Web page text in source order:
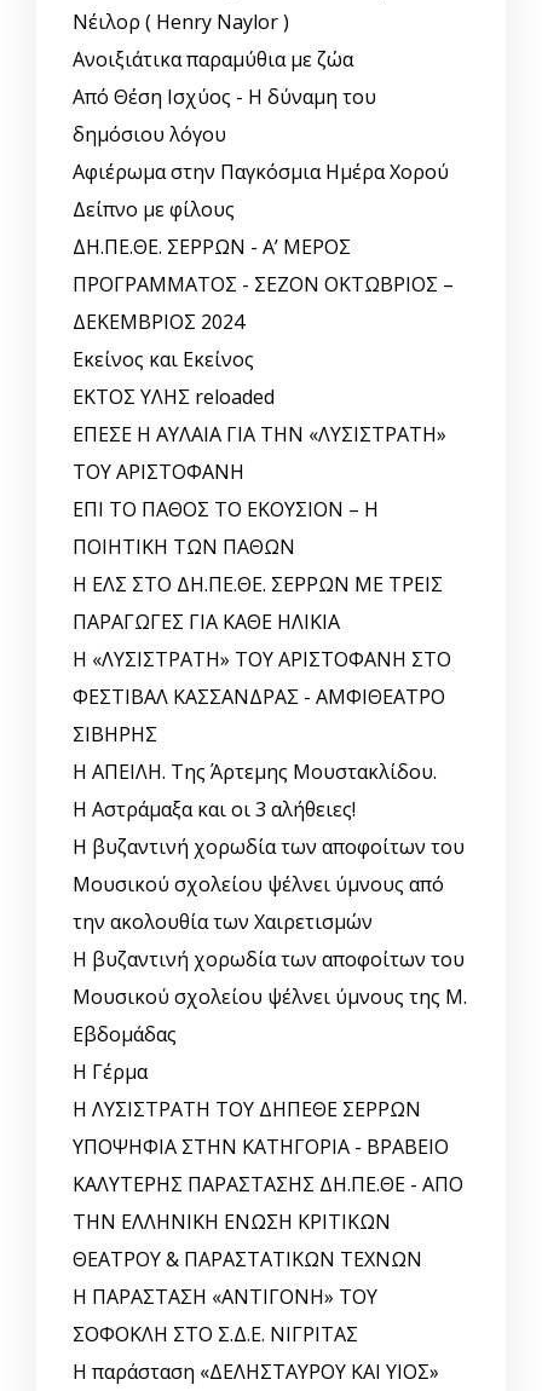
Νέιλορ ( Henry Naylor )
Ανοιξιάτικα παραμύθια με ζώα
Από Θέση Ισχύος - Η δύναμη του
δημόσιου λόγου
Αφιέρωμα στην Παγκόσμια Ημέρα Χορού
Δείπνο με φίλους
ΔΗ.ΠΕ.ΘΕ. ΣΕΡΡΩΝ - Α’ ΜΕΡΟΣ
ΠΡΟΓΡΑΜΜΑΤΟΣ - ΣΕΖΟΝ ΟΚΤΩΒΡΙΟΣ –
ΔΕΚΕΜΒΡΙΟΣ 2024
Εκείνος και Εκείνος
ΕΚΤΟΣ ΥΛΗΣ reloaded
ΕΠΕΣΕ Η ΑΥΛΑΙΑ ΓΙΑ ΤΗΝ «ΛΥΣΙΣΤΡΑΤΗ»
ΤΟΥ ΑΡΙΣΤΟΦΑΝΗ
ΕΠΙ ΤΟ ΠΑΘΟΣ ΤΟ ΕΚΟΥΣΙΟΝ – Η
ΠΟΙΗΤΙΚΗ ΤΩΝ ΠΑΘΩΝ
Η ΕΛΣ ΣΤΟ ΔΗ.ΠΕ.ΘΕ. ΣΕΡΡΩΝ ΜΕ ΤΡΕΙΣ
ΠΑΡΑΓΩΓΕΣ ΓΙΑ ΚΑΘΕ ΗΛΙΚΙΑ
Η «ΛΥΣΙΣΤΡΑΤΗ» ΤΟΥ ΑΡΙΣΤΟΦΑΝΗ ΣΤΟ
ΦΕΣΤΙΒΑΛ ΚΑΣΣΑΝΔΡΑΣ - ΑΜΦΙΘΕΑΤΡΟ
ΣΙΒΗΡΗΣ
Η ΑΠΕΙΛΗ. Της Άρτεμης Μουστακλίδου.
Η Αστράμαξα και οι 3 αλήθειες!
Η βυζαντινή χορωδία των αποφοίτων του
Μουσικού σχολείου ψέλνει ύμνους από
την ακολουθία των Χαιρετισμών
Η βυζαντινή χορωδία των αποφοίτων του
Μουσικού σχολείου ψέλνει ύμνους της Μ.
Εβδομάδας
Η Γέρμα
Η ΛΥΣΙΣΤΡΑΤΗ ΤΟΥ ΔΗΠΕΘΕ ΣΕΡΡΩΝ
ΥΠΟΨΗΦΙΑ ΣΤΗΝ ΚΑΤΗΓΟΡΙΑ - ΒΡΑΒΕΙΟ
ΚΑΛΥΤΕΡΗΣ ΠΑΡΑΣΤΑΣΗΣ ΔΗ.ΠΕ.ΘΕ - ΑΠΟ
ΤΗΝ ΕΛΛΗΝΙΚΗ ΕΝΩΣΗ ΚΡΙΤΙΚΩΝ
ΘΕΑΤΡΟΥ & ΠΑΡΑΣΤΑΤΙΚΩΝ ΤΕΧΝΩΝ
Η ΠΑΡΑΣΤΑΣΗ «ΑΝΤΙΓΟΝΗ» ΤΟΥ
ΣΟΦΟΚΛΗ ΣΤΟ Σ.Δ.Ε. ΝΙΓΡΙΤΑΣ
Η παράσταση «ΔΕΛΗΣΤΑΥΡΟΥ ΚΑΙ ΥΙΟΣ»